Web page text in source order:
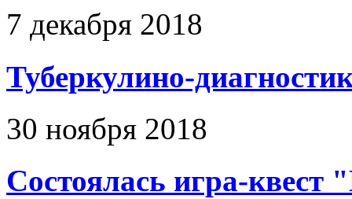
7 декабря 2018
Туберкулино-
30 ноября 2018
Состоялась игра-